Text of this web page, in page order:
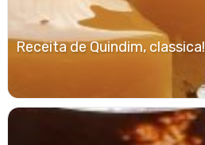
Receita de Quindim, classica!